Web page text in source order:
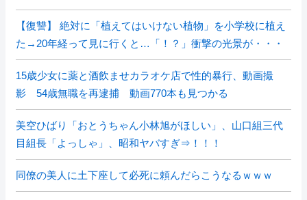
【復讐】 絶対に「植えてはいけない植物」を小学校に植え
た→20年経って見に行くと…「！？」衝撃の光景が・・・
15歳少女に薬と酒飲ませカラオケ店で性的暴行、動画撮
影 54歳無職を再逮捕 動画770本も見つかる
美空ひばり「おとうちゃん小林旭がほしい」、山口組三代
目組長「よっしゃ」、昭和ヤバすぎ⇒！！！
同僚の美人に土下座して必死に頼んだらこうなるｗｗｗ